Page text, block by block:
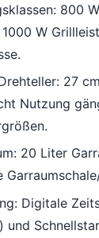
800
W
27
Nutzung
20 Liter
Digitale
und